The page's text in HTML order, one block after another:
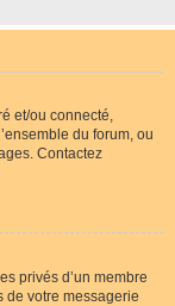
et/ou connecté,
du forum, ou
Contactez
privés d’un membre
de votre messagerie